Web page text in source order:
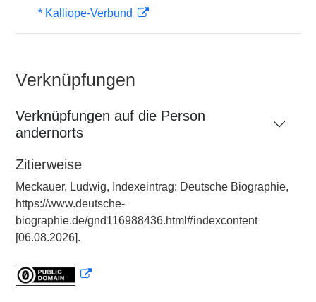
* Kalliope-Verbund
Verknüpfungen
Verknüpfungen auf die Person
andernorts
Zitierweise
Meckauer, Ludwig, Indexeintrag: Deutsche Biographie,
https://www.deutsche-
biographie.de/gnd116988436.html#indexcontent
[06.08.2026].